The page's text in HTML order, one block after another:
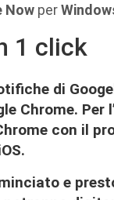
Now per
1 click
di
Chrome.
con il
e